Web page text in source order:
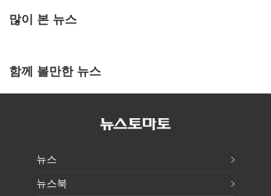
많이 본 뉴스
함께 볼만한 뉴스
뉴스
뉴스북